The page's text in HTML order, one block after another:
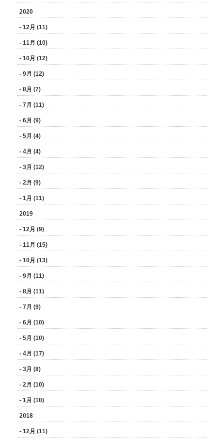
2020
- 12月 (11)
- 11月 (10)
- 10月 (12)
- 9月 (12)
- 8月 (7)
- 7月 (11)
- 6月 (9)
- 5月 (4)
- 4月 (4)
- 3月 (12)
- 2月 (9)
- 1月 (11)
2019
- 12月 (9)
- 11月 (15)
- 10月 (13)
- 9月 (11)
- 8月 (11)
- 7月 (9)
- 6月 (10)
- 5月 (10)
- 4月 (17)
- 3月 (8)
- 2月 (10)
- 1月 (10)
2018
- 12月 (11)